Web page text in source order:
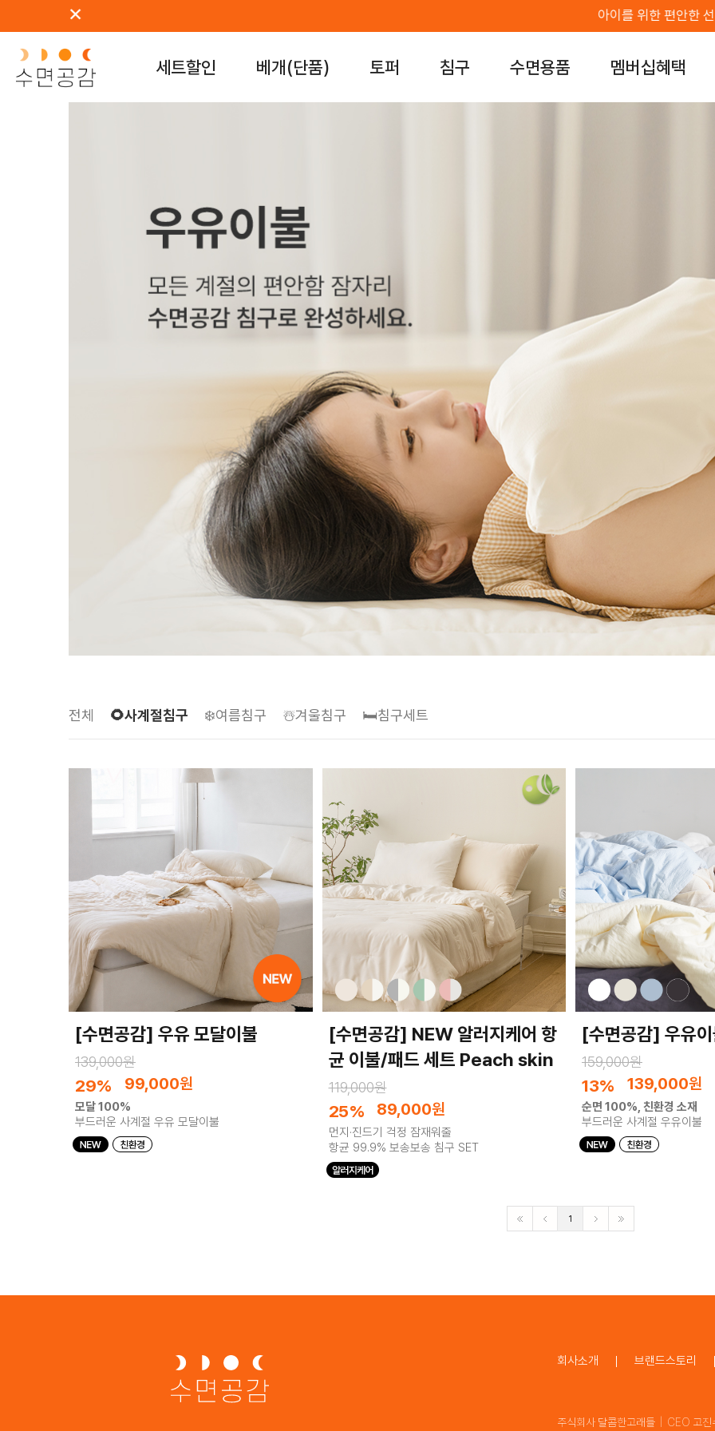
아이를 위한 편안한 선택, 키즈&주니어 1&1
세트할인 베개(단품) 토퍼 침구 수면용품 멤버십혜택
전체 🌻사계절침구 ❄️여름침구 ☃️겨울침구 🛏️침구세트
[수면공감] 우유 모달이불
139,000원
29% 99,000원
모달 100%
부드러운 사계절 우유 모달이불
[수면공감] NEW 알러지케어 항
균 이불/패드 세트 Peach skin
119,000원
25% 89,000원
먼지·진드기 걱정 잠재워줄
항균 99.9% 보송보송 침구 SET
[수면공감] 우유
159,000원
13% 139,000원
순면 100%, 친환경 소재
부드러운 사계절 우유이불
1
회사소개 브랜드스토리
주식회사 달콤한고래들 | CEO 고진